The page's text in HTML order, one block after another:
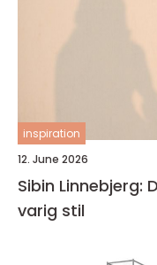
inspiration
12. June 2026
Sibin Linnebjerg:
varig stil